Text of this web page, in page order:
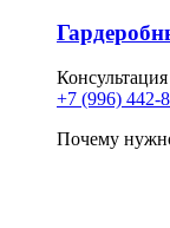
+7 (996) 442-
Почему